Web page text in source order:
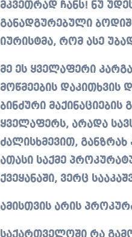
მკვეთრად ჩანს! ნუ
განადგურებული
იურისტმა, რომ ასე
მე ეს ყველაფერი
მოწმეების დაკითხვის
ბინძური
ყველაფერს, არადა
ძალისხმევით,
ათასი საქმე
ქვეყანაში, ვერც
ამისთვის არის